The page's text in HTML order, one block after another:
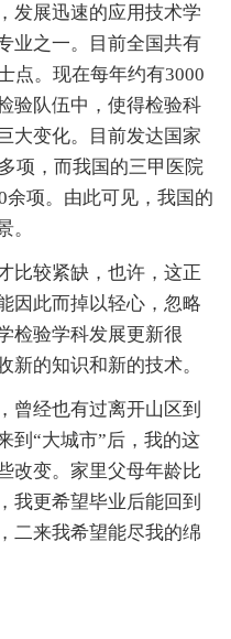
发展迅速的应用技术学
业之一。目前全国共有
点。现在每年约有3000
验队伍中，使得检验科
大变化。目前发达国家
项，而我国的三甲医院
余项。由此可见，我国的
。
比较紧缺，也许，这正
因此而掉以轻心，忽略
检验学科发展更新很
新的知识和新的技术。
曾经也有过离开山区到
到“大城市”后，我的这
改变。家里父母年龄比
我更希望毕业后能回到
二来我希望能尽我的绵